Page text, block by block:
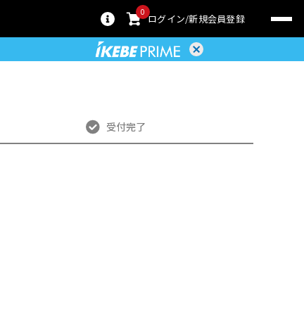
0
ログイン 新規会員登録
受付完了